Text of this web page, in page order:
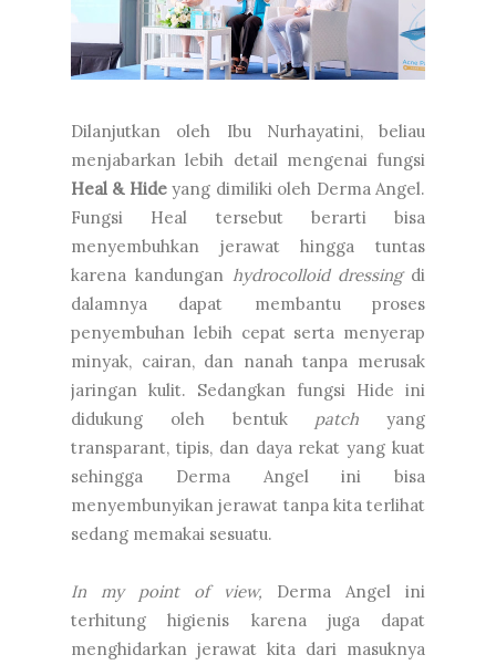
Dilanjutkan oleh Ibu Nurhayatini, beliau
menjabarkan lebih detail mengenai fungsi
Heal & Hideyang dimiliki oleh Derma Angel.
Fungsi Heal tersebut berarti bisa
menyembuhkan jerawat hingga tuntas
karena kandungan hydrocolloid dressingdi
dalamnya dapat membantu proses
penyembuhan lebih cepat serta menyerap
minyak, cairan, dan nanah tanpa merusak
jaringan kulit. Sedangkan fungsi Hide ini
didukung oleh bentuk patch yang
transparant, tipis, dan daya rekat yang kuat
sehingga Derma Angel ini bisa
menyembunyikan jerawat tanpa kita terlihat
sedang memakai sesuatu.
In my point of view, Derma Angel ini
terhitung higienis karena juga dapat
menghidarkan jerawat kita dari masuknya